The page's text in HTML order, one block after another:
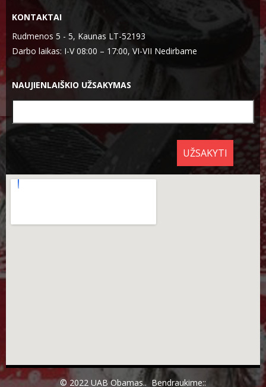
KONTAKTAI
Rudmenos 5 - 5, Kaunas LT-52193
Darbo laikas: I-V 08:00 – 17:00, VI-VII Nedirbame
NAUJIENLAIŠKIO UŽSAKYMAS
UŽSAKYTI
© 2022 UAB Obamas.. Bendraukime::